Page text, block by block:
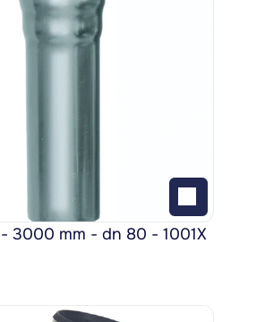
- 3000 mm - dn 80 - 1001X